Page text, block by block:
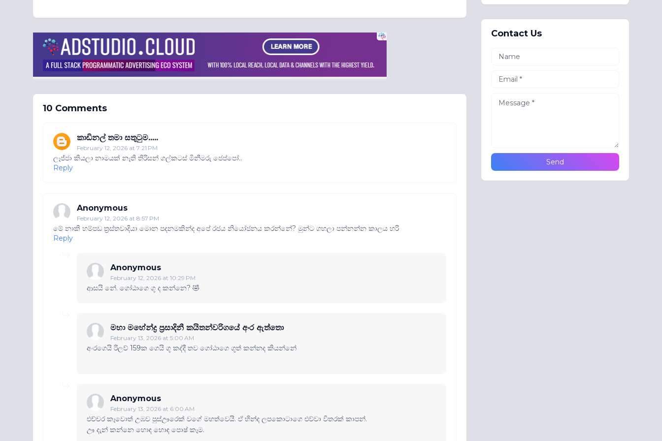
10 Comments
කාඩිනල් තමා සතුටුම.....
February 12, 2026 at 7:21 PM
ලෑජ්ජා කියලා නාමයක් නෑති තිරිසන් ගල්කටස් මිනීමරු ජෙප්පෝ..
Reply
Anonymous
February 12, 2026 at 8:57 PM
මේ නාකි හම්පඩ ත්‍රස්තවාදියා මොන පදනමකින්ද අපේ රජය නියෝජනය කරන්නේ? මුන්ට ගහලා පන්නන්න කාලය හරි
Reply
Anonymous
February 12, 2026 at 10:29 PM
ආසයි නේ. ගෝඨාගෙ ගූ ද කන්නෙ? 🤣
මහා මහේන්ද්‍ර ප්‍රසාදිනී කයිතන්වරිගයේ අංර ඇත්තො
February 13, 2026 at 5:00 AM
අංරගෙයි රිලව් 159ක ගෙයි ගූ කද්දී තව ගෝඨාගෙ ගූත් කන්නද කියන්නේ
Anonymous
February 13, 2026 at 6:00 AM
එච්චර කෑවොත් උඹව පුස්ඌරෙක් වගේ මහත්වෙයි. ඒ හින්ද ලපකොටාගෙ එව්වා විතරක් කාපන්.
ඌ දැන් කන්නෙ හොඳ හොඳ පොෂ් කෑම.
Contact Us